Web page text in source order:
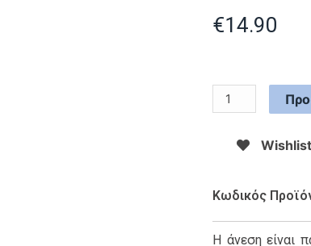
€14.90
Wishlist
Κωδικός
Η άνεση είναι